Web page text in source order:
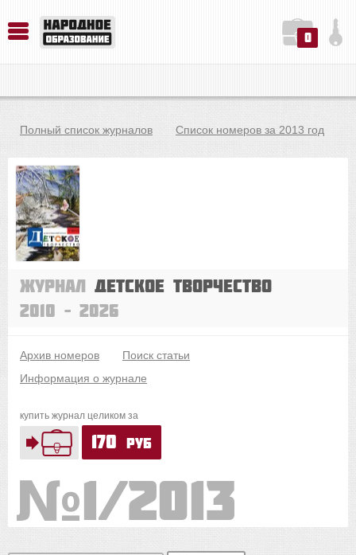
0
Полный список журналов Список номеров за 2013 год
Журнал Детское творчество
2010 – 2026
Архив номеров
Поиск статьи
Информация о журнале
купить журнал целиком за
170 руб
1/2013